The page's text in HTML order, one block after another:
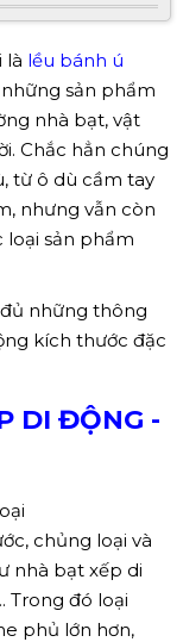
là lều bánh ú
sản phẩm
nhà bạt, vật
Chắc hẳn chúng
từ ô dù cầm tay
nhưng vẫn còn
sản phẩm
những thông
kích thước đặc
DI ĐỘNG -
chủng loại và
nhà bạt xếp di
Trong đó loại
phủ lớn hơn,